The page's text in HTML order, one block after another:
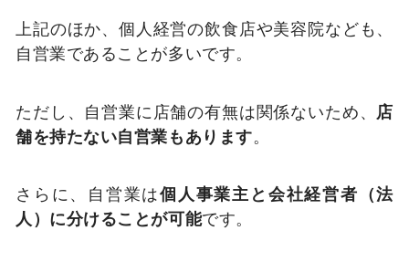
上記のほか、個人経営の飲食店や美容院なども、
自営業であることが多いです。
ただし、自営業に店舗の有無は関係ないため、 店
舗を持たない自営業もあります。
さらに、自営業は個人事業主と会社経営者（法
人）に分けることが可能です。